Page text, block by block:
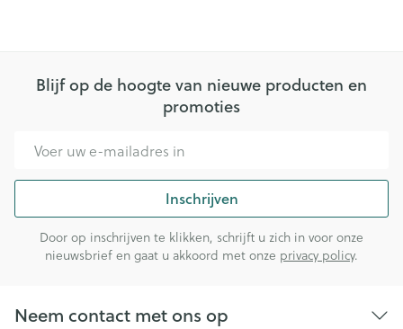
Blijf op de hoogte van nieuwe producten en
promoties
Inschrijven
Door op inschrijven te klikken, schrijft u zich in voor onze
nieuwsbrief en gaat u akkoord met onze privacy policy.
Neem contact met ons op